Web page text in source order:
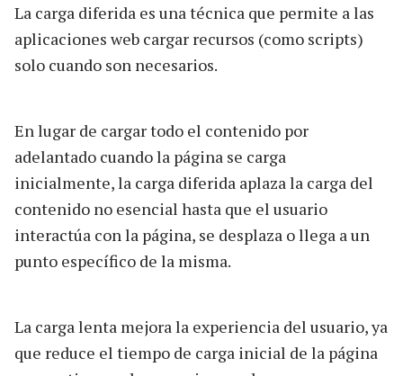
La carga diferida es una técnica que permite a las
aplicaciones web cargar recursos (como scripts)
solo cuando son necesarios.
En lugar de cargar todo el contenido por
adelantado cuando la página se carga
inicialmente, la carga diferida aplaza la carga del
contenido no esencial hasta que el usuario
interactúa con la página, se desplaza o llega a un
punto específico de la misma.
La carga lenta mejora la experiencia del usuario, ya
que reduce el tiempo de carga inicial de la página